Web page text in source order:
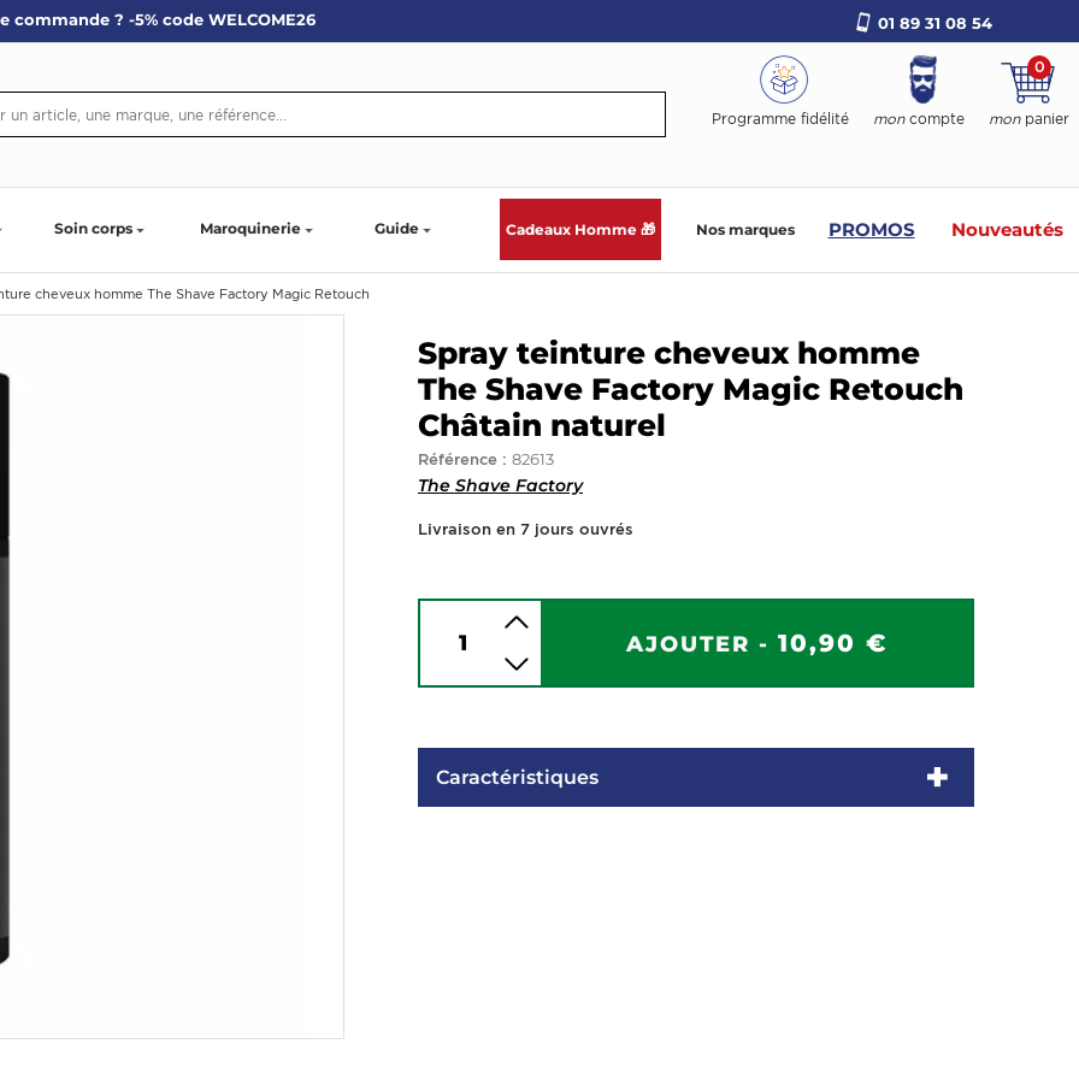
commande ? -5% code WELCOME26 01 89 31 08 54
Programme fidélité mon compte mon panier
0
Soin corps Maroquinerie Guide Cadeaux Homme 🎁 Nos marques PROMOS Nouveautés
cheveux homme The Shave Factory Magic Retouch
Spray teinture cheveux homme
The Shave Factory Magic Retouch
Châtain naturel
Référence : 82613
The Shave Factory
Livraison en 7 jours ouvrés
AJOUTER - 10,90 €
Caractéristiques